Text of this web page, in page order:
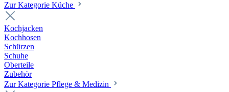
Zur Kategorie Küche
Kochjacken
Kochhosen
Schürzen
Schuhe
Oberteile
Zubehör
Zur Kategorie Pflege & Medizin